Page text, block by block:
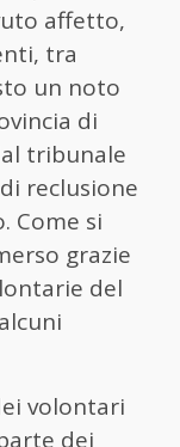
affetto,
tra
un noto
di
tribunale
reclusione
Come si
grazie
del
volontari
dei